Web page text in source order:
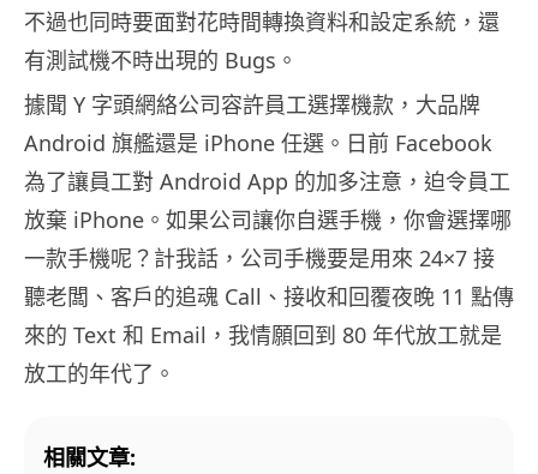
不過也同時要面對花時間轉換資料和設定系統，還
有測試機不時出現的 Bugs。
據聞 Y 字頭網絡公司容許員工選擇機款，大品牌
Android 旗艦還是 iPhone 任選。日前 Facebook
為了讓員工對 Android App 的加多注意，迫令員工
放棄 iPhone。如果公司讓你自選手機，你會選擇哪
一款手機呢？計我話，公司手機要是用來 24×7 接
聽老闆、客戶的追魂 Call、接收和回覆夜晚 11 點傳
來的 Text 和 Email，我情願回到 80 年代放工就是
放工的年代了。
相關文章: